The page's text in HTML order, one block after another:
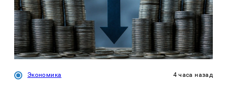
Экономика 4 часа назад